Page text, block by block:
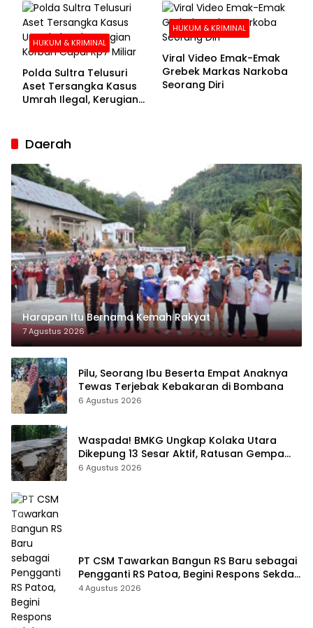
HUKUM & KRIMINAL
Polda Sultra Telusuri
Aset Tersangka Kasus
Umrah Ilegal, Kerugian
HUKUM & KRIMINAL
Viral Video Emak-Emak
Grebek Markas Narkoba
Seorang Diri
Daerah
Harapan Itu Bernama Kemah Rakyat
7 Agustus 2026
Pilu, Seorang Ibu Beserta Empat Anaknya
Tewas Terjebak Kebakaran di Bombana
6 Agustus 2026
Waspada! BMKG Ungkap Kolaka Utara
Dikepung 13 Sesar Aktif, Ratusan Gempa
Sudah Terekam
6 Agustus 2026
PT CSM Tawarkan Bangun RS Baru sebagai
Pengganti RS Patoa, Begini Respons Sekda
Kolut
4 Agustus 2026